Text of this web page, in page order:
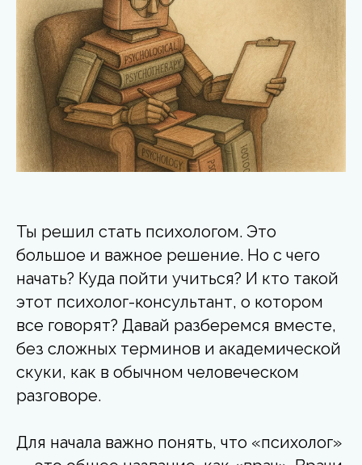
Ты решил стать психологом. Это
большое и важное решение. Но с чего
начать? Куда пойти учиться? И кто такой
этот психолог-консультант, о котором
все говорят? Давай разберемся вместе,
без сложных терминов и академической
скуки, как в обычном человеческом
разговоре.
Для начала важно понять, что «психолог»